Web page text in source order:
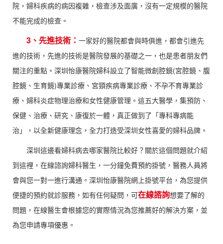
院，婦科疾病的病因複雜，檢查涉及面廣，沒有一定規模的醫院
不能完成的檢查。
3、先進技術： 一家好的醫院都會與時俱進，都會引進先
進的技術，先進的技術是醫院發展的基礎之一，也是患者朋友們
關注的重點。深圳怡康醫院婦科設立了智能微創腔鏡(宮腔鏡、腹
腔鏡、生育鏡)專業診療、宮頸疾病專業診療、不孕不育專業診
療、婦科炎症物理治療和女性健康管理。這五大醫學，集預防、
保健、治療、研究、康復於一體，真正做到了「專科專病能
治」，以全新健康理念，全力打造受深圳女性喜愛的婦科品牌。
深圳這邊看婦科病去哪家醫院比較好？關於這個問題就介紹
到這裡，在線諮詢婦科醫生，一分鐘免費預約掛號，醫務人員將
會與您一對一進行溝通。深圳怡康醫院網上掛號平台，為您提供
便捷的預約就診服務，如有任何疑問，可在線諮詢想要了解的
問題，在線醫生會根據您的實際情況為您推薦好的解決方案，並
為您申請專項優惠。